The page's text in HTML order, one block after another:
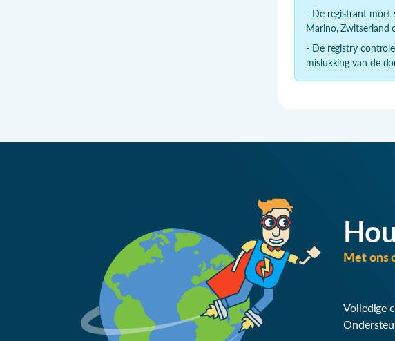
- De registrant moet
Marino, Zwitserland
- De registry
mislukking van de
Met ons
Volledige